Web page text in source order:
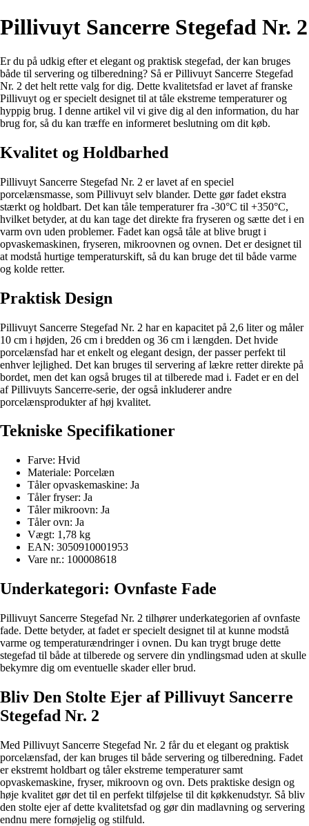
Pillivuyt Sancerre Stegefad Nr. 2
Er du på udkig efter et elegant og praktisk stegefad, der kan bruges
både til servering og tilberedning? Så er Pillivuyt Sancerre Stegefad
Nr. 2 det helt rette valg for dig. Dette kvalitetsfad er lavet af franske
Pillivuyt og er specielt designet til at tåle ekstreme temperaturer og
hyppig brug. I denne artikel vil vi give dig al den information, du har
brug for, så du kan træffe en informeret beslutning om dit køb.
Kvalitet og Holdbarhed
Pillivuyt Sancerre Stegefad Nr. 2 er lavet af en speciel
porcelænsmasse, som Pillivuyt selv blander. Dette gør fadet ekstra
stærkt og holdbart. Det kan tåle temperaturer fra -30°C til +350°C,
hvilket betyder, at du kan tage det direkte fra fryseren og sætte det i en
varm ovn uden problemer. Fadet kan også tåle at blive brugt i
opvaskemaskinen, fryseren, mikroovnen og ovnen. Det er designet til
at modstå hurtige temperaturskift, så du kan bruge det til både varme
og kolde retter.
Praktisk Design
Pillivuyt Sancerre Stegefad Nr. 2 har en kapacitet på 2,6 liter og måler
10 cm i højden, 26 cm i bredden og 36 cm i længden. Det hvide
porcelænsfad har et enkelt og elegant design, der passer perfekt til
enhver lejlighed. Det kan bruges til servering af lækre retter direkte på
bordet, men det kan også bruges til at tilberede mad i. Fadet er en del
af Pillivuyts Sancerre-serie, der også inkluderer andre
porcelænsprodukter af høj kvalitet.
Tekniske Specifikationer
Farve: Hvid
Materiale: Porcelæn
Tåler opvaskemaskine: Ja
Tåler fryser: Ja
Tåler mikroovn: Ja
Tåler ovn: Ja
Vægt: 1,78 kg
EAN: 3050910001953
Vare nr.: 100008618
Underkategori: Ovnfaste Fade
Pillivuyt Sancerre Stegefad Nr. 2 tilhører underkategorien af ovnfaste
fade. Dette betyder, at fadet er specielt designet til at kunne modstå
varme og temperaturændringer i ovnen. Du kan trygt bruge dette
stegefad til både at tilberede og servere din yndlingsmad uden at skulle
bekymre dig om eventuelle skader eller brud.
Bliv Den Stolte Ejer af Pillivuyt Sancerre
Stegefad Nr. 2
Med Pillivuyt Sancerre Stegefad Nr. 2 får du et elegant og praktisk
porcelænsfad, der kan bruges til både servering og tilberedning. Fadet
er ekstremt holdbart og tåler ekstreme temperaturer samt
opvaskemaskine, fryser, mikroovn og ovn. Dets praktiske design og
høje kvalitet gør det til en perfekt tilføjelse til dit køkkenudstyr. Så bliv
den stolte ejer af dette kvalitetsfad og gør din madlavning og servering
endnu mere fornøjelig og stilfuld.